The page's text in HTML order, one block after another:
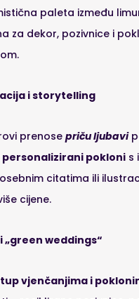
paleta između
za dekor, pozivnice i
i storytelling
prenosepriču ljubavi
personalizirani pokloni s
citatima ili
cijene.
„green weddings“
vjenčanjima i